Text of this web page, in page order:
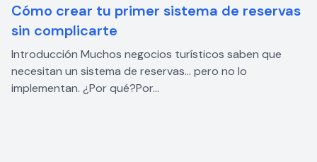
Cómo crear tu primer sistema de reservas
sin complicarte
Introducción Muchos negocios turísticos saben que
necesitan un sistema de reservas… pero no lo
implementan. ¿Por qué?Por...